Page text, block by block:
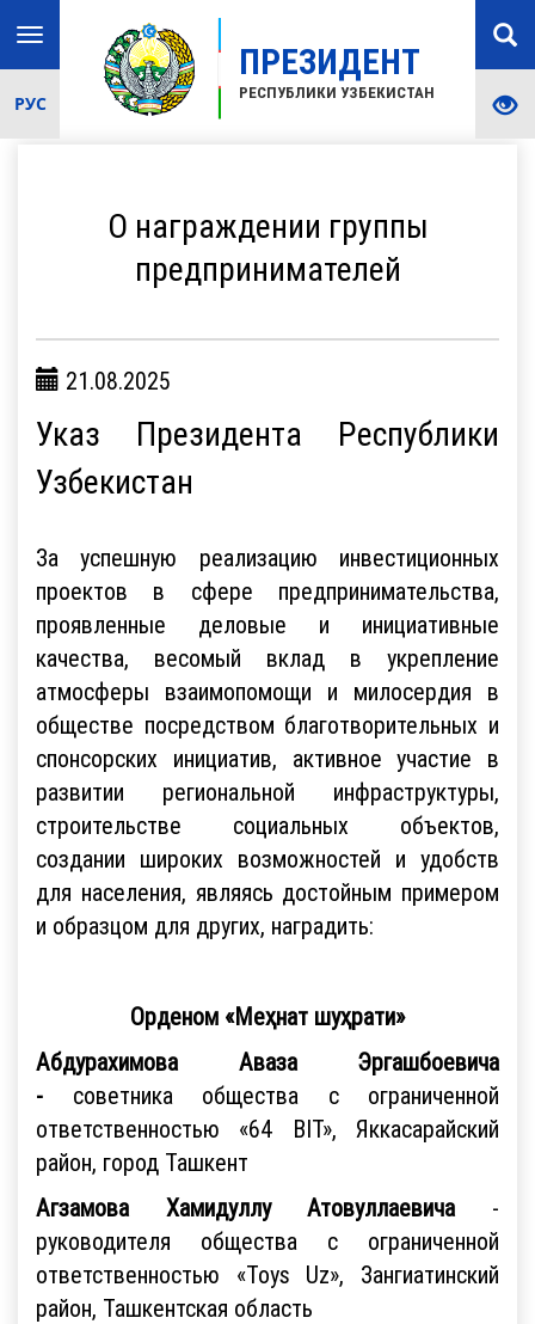
ПРЕЗИДЕНТ
РЕСПУБЛИКИ УЗБЕКИСТАН
Toggle
navigation
РУС
О награждении группы
предпринимателей
21.08.2025
Указ Президента Республики
Узбекистан
За успешную реализацию инвестиционных
проектов в сфере предпринимательства,
проявленные деловые и инициативные
качества, весомый вклад в укрепление
атмосферы взаимопомощи и милосердия в
обществе посредством благотворительных и
спонсорских инициатив, активное участие в
развитии региональной инфраструктуры,
строительстве социальных объектов,
создании широких возможностей и удобств
для населения, являясь достойным примером
и образцом для других, наградить:
Орденом «Меҳнат шуҳрати»
Абдурахимова Аваза Эргашбоевича
- советника общества с ограниченной
ответственностью «64 BIT», Яккасарайский
район, город Ташкент
Агзамова Хамидуллу Атовуллаевича-
руководителя общества с ограниченной
ответственностью «Toys Uz», Зангиатинский
район, Ташкентская область